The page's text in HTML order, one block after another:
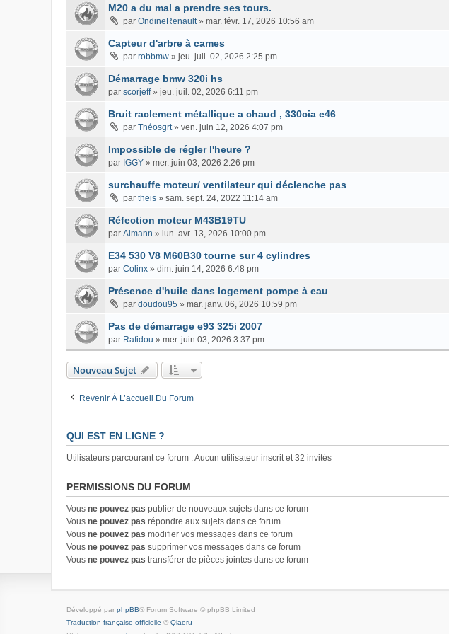
M20 a du mal a prendre ses tours.
par OndineRenault» mar. févr. 17, 2026 10:56 am
Capteur d'arbre à cames
par robbmw » jeu. juil. 02, 2026 2:25 pm
Démarrage bmw 320i hs
par scorjeff» jeu. juil. 02, 2026 6:11 pm
Bruit raclement métallique a chaud , 330cia e46
par Théosgrt» ven. juin 12, 2026 4:07 pm
Impossible de régler l'heure ?
par IGGY » mer. juin 03, 2026 2:26 pm
surchauffe moteur/ ventilateur qui déclenche pas
par theis » sam. sept. 24, 2022 11:14 am
Réfection moteur M43B19TU
par Almann » lun. avr. 13, 2026 10:00 pm
E34 530 V8 M60B30 tourne sur 4 cylindres
par Colinx » dim. juin 14, 2026 6:48 pm
Présence d'huile dans logement pompe à eau
par doudou95 » mar. janv. 06, 2026 10:59 pm
Pas de démarrage e93 325i 2007
par Rafidou » mer. juin 03, 2026 3:37 pm
Nouveau Sujet
Revenir À L’accueil Du Forum
QUI EST EN LIGNE ?
Utilisateurs parcourant ce forum : Aucun utilisateur inscrit et 32 invités
PERMISSIONS DU FORUM
Vous ne pouvez pas publier de nouveaux sujets dans ce forum
Vous ne pouvez pas répondre aux sujets dans ce forum
Vous ne pouvez pas modifier vos messages dans ce forum
Vous ne pouvez pas supprimer vos messages dans ce forum
Vous ne pouvez pas transférer de pièces jointes dans ce forum
Développé par phpBB® Forum Software © phpBB Limited
Traduction française officielle © Qiaeru